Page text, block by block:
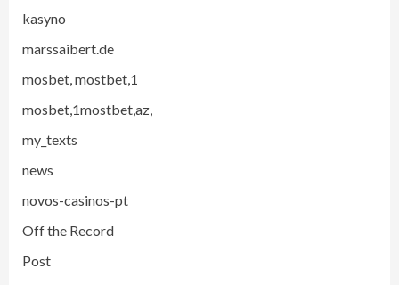
kasyno
marssaibert.de
mosbet, mostbet,1
mosbet,1mostbet,az,
my_texts
news
novos-casinos-pt
Off the Record
Post